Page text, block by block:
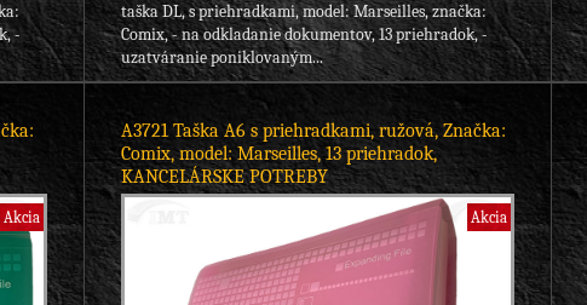
-
taška DL, s priehradkami, model: Marseilles, značka:
Comix, - na odkladanie dokumentov, 13 priehradok, -
uzatváranie poniklovaným...
Akcia
A3721 Taška A6 s priehradkami, ružová, Značka:
Comix, model: Marseilles, 13 priehradok,
KANCELÁRSKE POTREBY
Akcia